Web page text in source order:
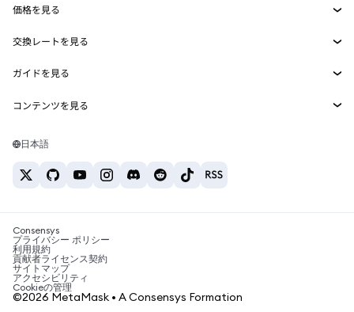
MetaMask Connect
Snaps
Web3サービス
セキュリティ
サポート
キャリア
お問い合わせ
価格を見る
イーサリアムの価格
Solanaの価格
Tetherの価格
交換レートを見る
ETH→USD
USDT→INR
BTC→INR
ETH→USDT
ガイドを見る
ETHの購入
USDTの購入
SHIBの購入
BNBの購入
コンテンツを見る
Solanaウォレット
税制関連ニュース
暗号資産の購入方法は？
ビットコインを売るには？
日本語
Consensys
プライバシー ポリシー
利用規約
貢献者ライセンス契約
サイトマップ
アクセシビリティ
Cookieの管理
©2026 MetaMask • A Consensys Formation